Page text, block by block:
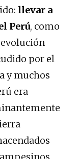
llevar a
Perú, como
por el
y muchos
era